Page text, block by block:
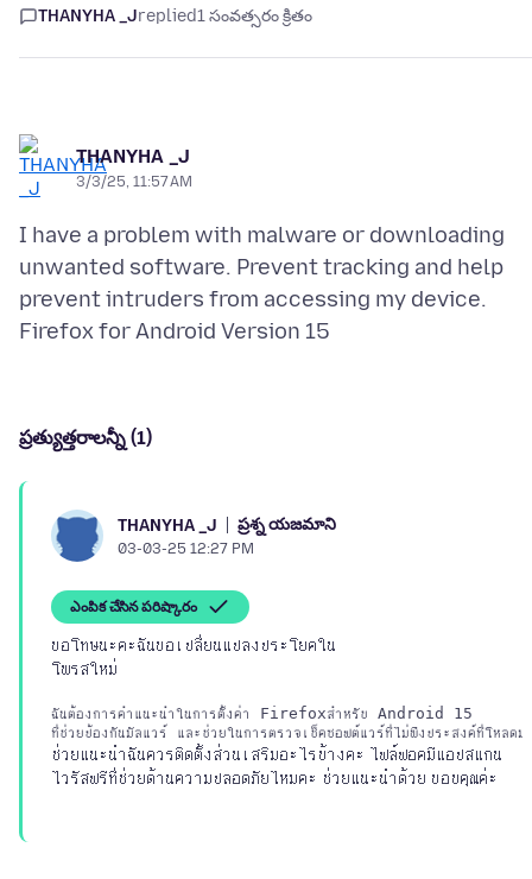
THANYHA _Jreplied1 సంవత్సరం క్రితం
THANYHA _J
3/3/25, 11:57 AM
I have a problem with malware or downloading
unwanted software. Prevent tracking and help
prevent intruders from accessing my device.
ప్రత్యుత్తరాలన్నీ (1)
THANYHA _J ప్రశ్న యజమాని
03-03-25 12:27 PM
ఎంపిక చేసిన పరిష్కారం
ขอโทษนะคะฉันขอเปลี่ยนแปลงประโยคใน
ฉันต้องการคำแนะนำในการตั้งค่า Firefoxสำหรับ Android 15
ช่วยแนะนำฉันควรติดตั้งส่วนเสริมอะไรบ้างคะ ไฟล์ฟอคมีแอปสแกน